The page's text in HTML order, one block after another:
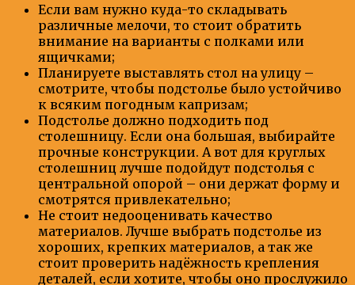
Если вам нужно куда-то складывать
различные мелочи, то стоит обратить
внимание на варианты с полками или
ящичками;
Планируете выставлять стол на улицу –
смотрите, чтобы подстолье было устойчиво
к всяким погодным капризам;
Подстолье должно подходить под
столешницу. Если она большая, выбирайте
прочные конструкции. А вот для круглых
столешниц лучше подойдут подстолья с
центральной опорой – они держат форму и
смотрятся привлекательно;
Не стоит недооценивать качество
материалов. Лучше выбрать подстолье из
хороших, крепких материалов, а так же
стоит проверить надёжность крепления
деталей, если хотите, чтобы оно прослужило